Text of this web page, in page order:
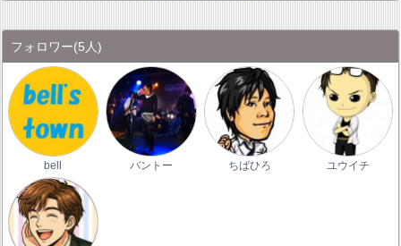
フォロワー(5人)
bell バントー ちばひろ ユウイチ